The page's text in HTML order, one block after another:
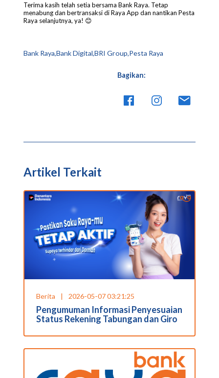
Terima kasih telah setia bersama Bank Raya. Tetap
menabung dan bertransaksi di Raya App dan nantikan Pesta
Raya selanjutnya, ya! 😊
Bank Raya,Bank Digital,BRI Group,Pesta Raya
Bagikan:
Artikel Terkait
Berita | 2026-05-07 03:21:25
Pengumuman Informasi Penyesuaian
Status Rekening Tabungan dan Giro